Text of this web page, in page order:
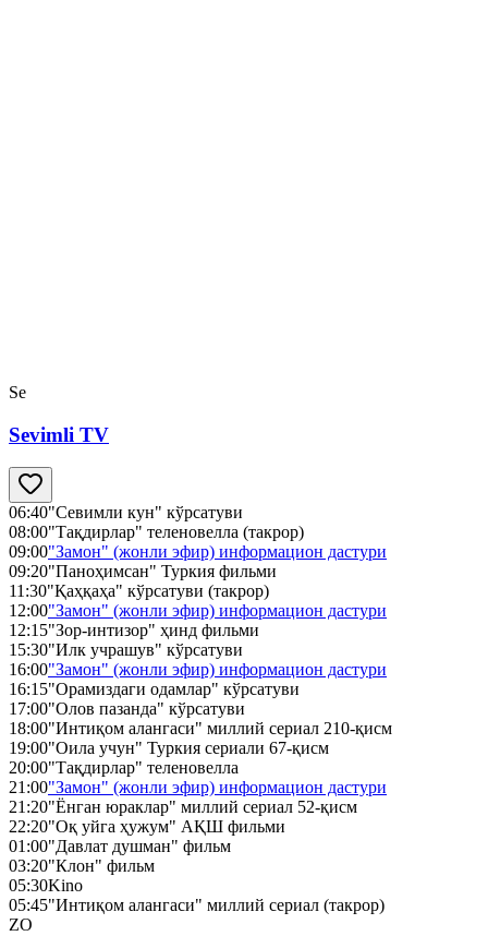
Se
Sevimli TV
06:40"Севимли кун" кўрсатуви
08:00"Тақдирлар" теленовелла (такрор)
09:00"Замон" (жонли эфир) информацион дастури
09:20"Паноҳимсан" Туркия фильми
11:30"Қаҳқаҳа" кўрсатуви (такрор)
12:00"Замон" (жонли эфир) информацион дастури
12:15"Зор-интизор" ҳинд фильми
15:30"Илк учрашув" кўрсатуви
16:00"Замон" (жонли эфир) информацион дастури
16:15"Орамиздаги одамлар" кўрсатуви
17:00"Олов пазанда" кўрсатуви
18:00"Интиқом алангаси" миллий сериал 210-қисм
19:00"Оила учун" Туркия сериали 67-қисм
20:00"Тақдирлар" теленовелла
21:00"Замон" (жонли эфир) информацион дастури
21:20"Ёнган юраклар" миллий сериал 52-қисм
22:20"Оқ уйга ҳужум" АҚШ фильми
01:00"Давлат душман" фильм
03:20"Клон" фильм
05:30Kino
05:45"Интиқом алангаси" миллий сериал (такрор)
ZO